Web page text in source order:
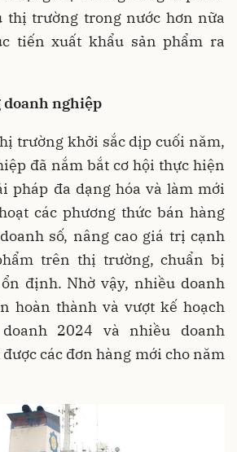
thị trường trong nước hơn nữa
tiến xuất khẩu sản phẩm ra
nghiệp
trường khởi sắc dịp cuối năm,
đã nắm bắt cơ hội thực hiện
pháp đa dạng hóa và làm mới
các phương thức bán hàng
số, nâng cao giá trị cạnh
trên thị trường, chuẩn bị
định. Nhờ vậy, nhiều doanh
hoàn thành và vượt kế hoạch
2024 và nhiều doanh
các đơn hàng mới cho năm